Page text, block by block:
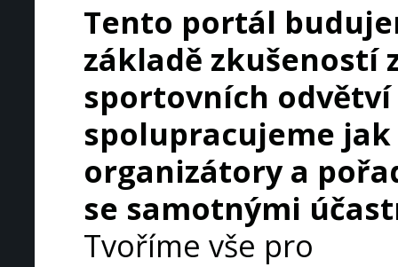
Tento portál
základě zkušeností
sportovních odvětví
spolupracujeme jak
organizátory a
se samotnými
Tvoříme vše pro